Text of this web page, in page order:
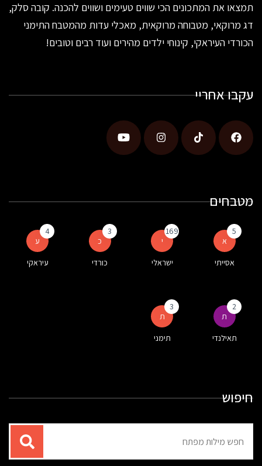
תמצאו את המתכונים הכי שווים טעימים ושווים להכנה. קובה סלק,
דג מרוקאי, מטבוחה מרוקאית, מאכלי עדות מהמטבח התימני
הכורדי העיראקי, קינוחי ילדים מהירים ועוד רבים וטובים!
עקבו אחריי
מטבחים
א
5
אסייתי
י
169
ישראלי
כ
3
כורדי
ע
4
עיראקי
ת
2
תאילנדי
ת
3
תימני
חיפוש
עבור